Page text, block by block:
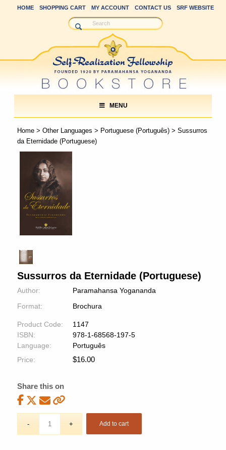
HOME SHOPPING CART MY ACCOUNT CONTACT US SRF WEBSITE
MENU
Home> Other Languages > Portuguese (Português)> Sussurros
da Eternidade (Portuguese)
Sussurros da Eternidade (Portuguese)
Author:
Paramahansa Yogananda
Format:
Brochura
Product Code:
1147
ISBN:
978-1-68568-197-5
Language:
Português
Price:
$16.00
Share this on
Add to cart